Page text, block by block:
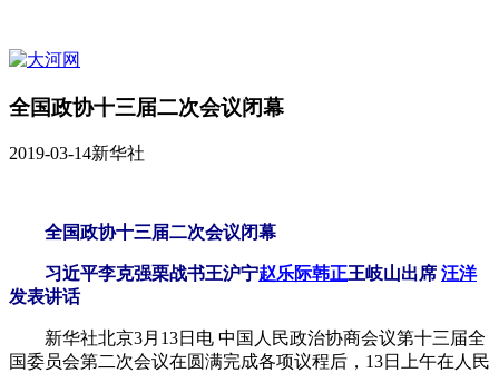
全国政协十三届二次会议闭幕
2019-03-14新华社
全国政协十三届二次会议闭幕
习近平李克强栗战书王沪宁赵乐际韩正王岐山出席 汪洋
发表讲话
新华社北京3月13日电 中国人民政治协商会议第十三届全
国委员会第二次会议在圆满完成各项议程后，13日上午在人民